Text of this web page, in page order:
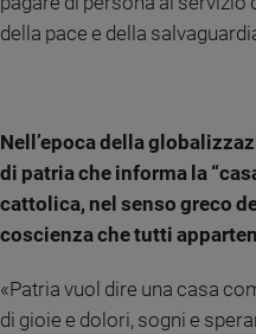
della pace e della
Nell’epoca della
di patria che informa la
cattolica, nel senso greco
coscienza che tutti
«Patria vuol dire una casa
di gioie e dolori, sogni e